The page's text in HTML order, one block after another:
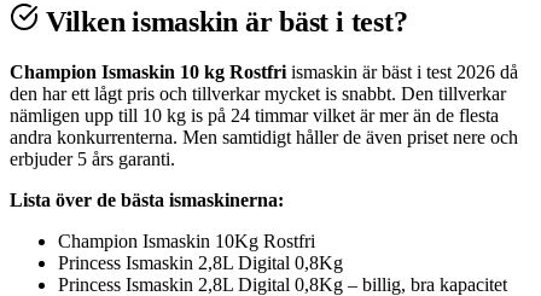
Vilken ismaskin är bäst i test?
Champion Ismaskin 10 kg Rostfriismaskin är bäst i test 2026 då
den har ett lågt pris och tillverkar mycket is snabbt. Den tillverkar
nämligen upp till 10 kg is på 24 timmar vilket är mer än de flesta
andra konkurrenterna. Men samtidigt håller de även priset nere och
erbjuder 5 års garanti.
Lista över de bästa ismaskinerna:
Champion Ismaskin 10Kg Rostfri
Princess Ismaskin 2,8L Digital 0,8Kg
Princess Ismaskin 2,8L Digital 0,8Kg – billig, bra kapacitet